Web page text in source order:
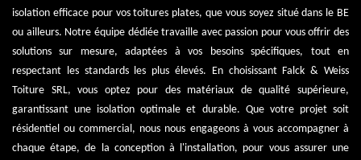
isolation efficace pour vos toitures plates, que vous soyez situé dans le BE
ou ailleurs. Notre équipe dédiée travaille avec passion pour vous offrir des
solutions sur mesure, adaptées à vos besoins spécifiques, tout en
respectant les standards les plus élevés. En choisissant Falck & Weiss
Toiture SRL, vous optez pour des matériaux de qualité supérieure,
garantissant une isolation optimale et durable. Que votre projet soit
résidentiel ou commercial, nous nous engageons à vous accompagner à
chaque étape, de la conception à l'installation, pour vous assurer une